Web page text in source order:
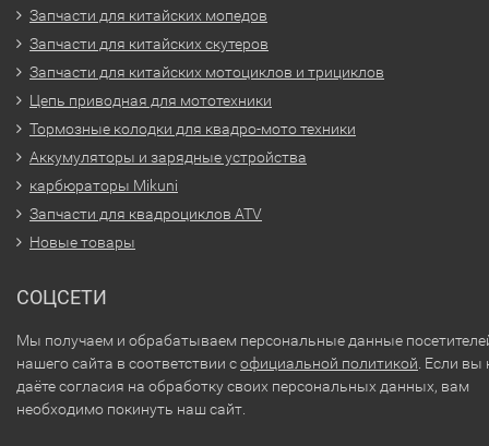
Запчасти для китайских мопедов
Запчасти для китайских скутеров
Запчасти для китайских мотоциклов и трициклов
Цепь приводная для мототехники
Тормозные колодки для квадро-мото техники
Аккумуляторы и зарядные устройства
карбюраторы Mikuni
Запчасти для квадроциклов ATV
Новые товары
СОЦСЕТИ
Мы получаем и обрабатываем персональные данные
нашего сайта в соответствии софициальной политикой. Если вы
даёте согласия на обработку своих персональных данных, вам
необходимо покинуть наш сайт.